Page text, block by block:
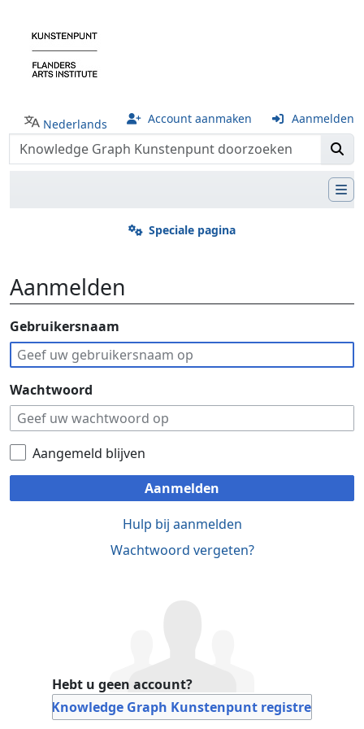
Nederlands Account aanmaken Aanmelden
Speciale pagina
Aanmelden
Ga naar:navigatie,
Gebruikersnaam
Wachtwoord
Aangemeld blijven
Aanmelden
Hulp bij aanmelden
Wachtwoord vergeten?
Hebt u geen account?
Bij Knowledge Graph Kunstenpunt registreren